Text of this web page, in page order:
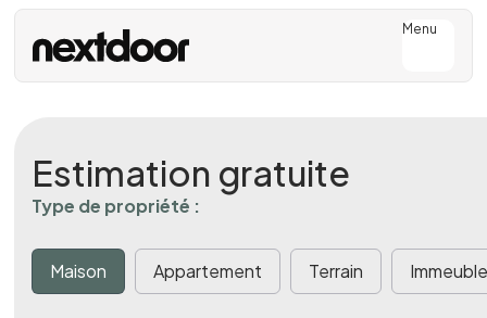
Menu
Estimation gratuite
Type de propriété :
Maison Appartement Terrain